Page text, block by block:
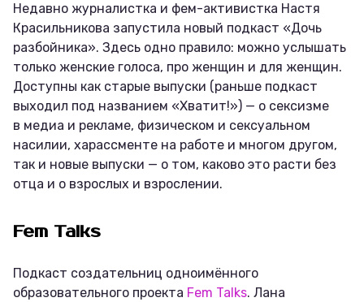
Недавно журналистка и фем-активистка Настя
Красильникова запустила новый подкаст «Дочь
разбойника». Здесь одно правило: можно услышать
только женские голоса, про женщин и для женщин.
Доступны как старые выпуски (раньше подкаст
выходил под названием «Хватит!») — о сексизме
в медиа и рекламе, физическом и сексуальном
насилии, харассменте на работе и многом другом,
так и новые выпуски — о том, каково это расти без
отца и о взрослых и взрослении.
Fem Talks
Подкаст создательниц одноимённого
образовательного проекта Fem Talks. Лана